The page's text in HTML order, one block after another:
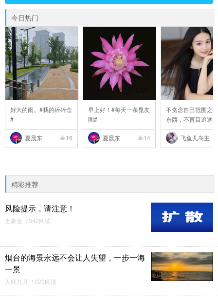
今日热门
好大的雨。#我的碎碎念
#
夏晨东 16
早上好！#每天一条昆友
圈#
夏晨东 14
不贪念自己范围之
东西，不盲目追逐
..
飞鱼儿岛主
精彩推荐
风险提示，请注意！
土豪金 7342阅读
烟台的海景永远不会让人失望，一步一海
一景
人间九月 1020阅读